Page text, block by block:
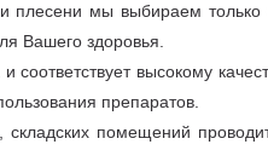
плесени мы выбираем
Вашего здоровья.
соответствует высокому
препаратов.
помещений